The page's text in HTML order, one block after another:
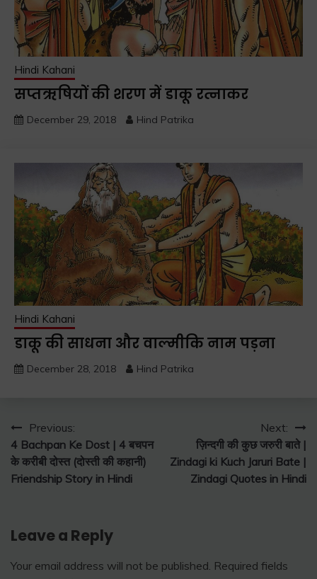
Hindi Kahani
सप्तऋषियों की शरण में डाकू रत्नाकर
December 29, 2018 Hind Patrika
Hindi Kahani
डाकू की साधना और वाल्मीकि नाम पड़ना
December 28, 2018 Hind Patrika
Post
navigation
Previous:
4 Bachpan Ke Dost | 4 बचपन
के करीबी दोस्त (दोस्ती की कहानी)
Friendship Story in Hindi
Next:
ज़िन्दगी की कुछ जरुरी बाते |
Zindagi ki Kuch Jaruri Bate |
Zindagi Quotes in Hindi
Leave a Reply
Your email address will not be published. Required fields